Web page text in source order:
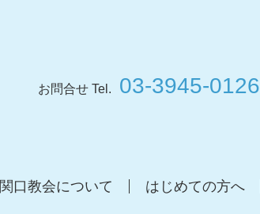
お問合せ Tel. 03-3945-0126
関口教会について はじめての方へ